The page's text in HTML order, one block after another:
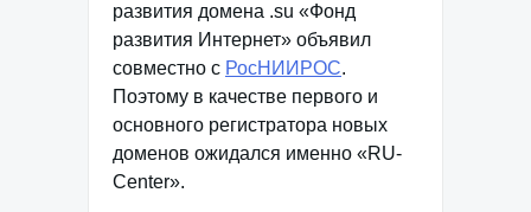
развития домена .su «Фонд
развития Интернет» объявил
совместно с РосНИИРОС.
Поэтому в качестве первого и
основного регистратора новых
доменов ожидался именно «RU-
Сenter».